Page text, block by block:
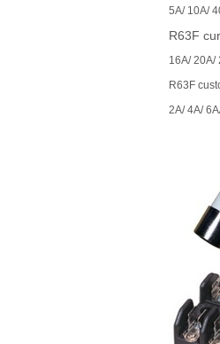
5A/ 10A/
R63F
16A/ 20A/
R63F
2A/ 4A/